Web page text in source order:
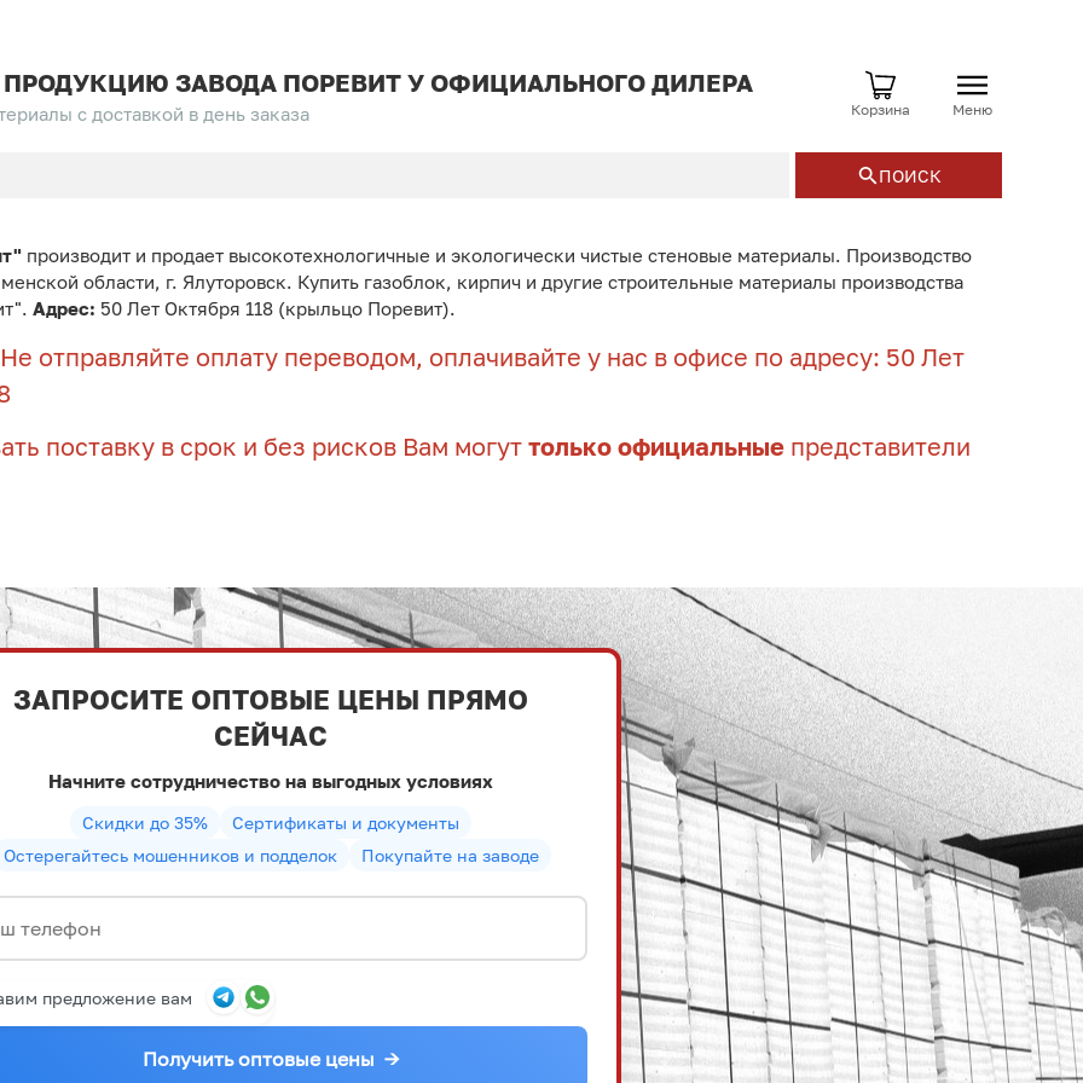
ЗАВОДА ПОРЕВИТ У ОФИЦИАЛЬНОГО ДИЛЕРА
с доставкой в день заказа Корзина Меню
ПОИСК
производит и продает высокотехнологичные и экологически чистые стеновые материалы. Производство
области, г. Ялуторовск. Купить газоблок, кирпич и другие строительные материалы производства
Адрес: 50 Лет Октября 118 (крыльцо Поревит).
отправляйте оплату переводом, оплачивайте у нас в офисе по адресу: 50 Лет
поставку в срок и без рисков Вам могут только официальные представители
ЗАПРОСИТЕ ОПТОВЫЕ ЦЕНЫ ПРЯМО
СЕЙЧАС
Начните сотрудничество на выгодных условиях
Скидки до 35%
Сертификаты и документы
Остерегайтесь мошенников и подделок
Покупайте на заводе
предложение вам
Получить оптовые цены →